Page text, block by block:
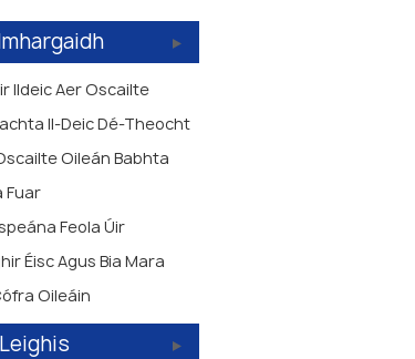
Ildeic Aer Oscailte
Il-Deic Dé-Theocht
Oileán Babhta
Fuar
Feola Úir
Éisc Agus Bia Mara
Oileáin